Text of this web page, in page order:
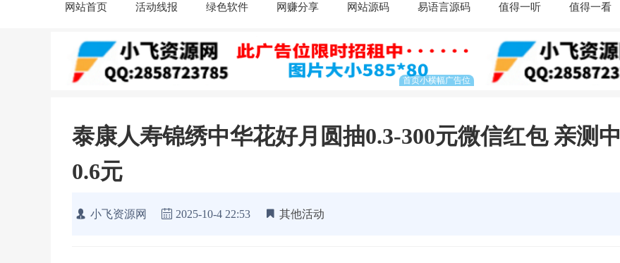
网站首页 活动线报 绿色软件 网赚分享 网站源码 易语言源码 值得一听 值得一看
泰康人寿锦绣中华花好月圆抽0.3-300元微信红包 亲测中
0.6元
小飞资源网 2025-10-4 22:53 其他活动